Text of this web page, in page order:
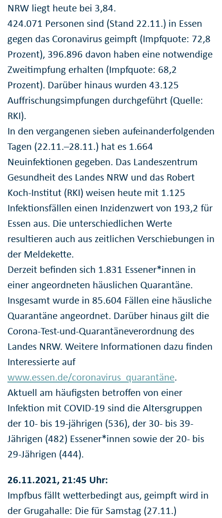
NRW liegt heute bei 3,84.
424.071 Personen sind (Stand 22.11.) in Essen
gegen das Coronavirus geimpft (Impfquote: 72,8
Prozent), 396.896 davon haben eine notwendige
Zweitimpfung erhalten (Impfquote: 68,2
Prozent). Darüber hinaus wurden 43.125
Auffrischungsimpfungen durchgeführt (Quelle:
RKI).
In den vergangenen sieben aufeinanderfolgenden
Tagen (22.11.–28.11.) hat es 1.664
Neuinfektionen gegeben. Das Landeszentrum
Gesundheit des Landes NRW und das Robert
Koch-Institut (RKI) weisen heute mit 1.125
Infektionsfällen einen Inzidenzwert von 193,2 für
Essen aus. Die unterschiedlichen Werte
resultieren auch aus zeitlichen Verschiebungen in
der Meldekette.
Derzeit befinden sich 1.831 Essener*innen in
einer angeordneten häuslichen Quarantäne.
Insgesamt wurde in 85.604 Fällen eine häusliche
Quarantäne angeordnet. Darüber hinaus gilt die
Corona-Test-und-Quarantäneverordnung des
Landes NRW. Weitere Informationen dazu finden
Interessierte auf
www.essen.de/coronavirus_quarantäne.
Aktuell am häufigsten betroffen von einer
Infektion mit COVID-19 sind die Altersgruppen
der 10- bis 19-jährigen (536), der 30- bis 39-
Jährigen (482) Essener*innen sowie der 20- bis
29-Jährigen (444).
26.11.2021, 21:45 Uhr:
Impfbus fällt wetterbedingt aus, geimpft wird in
der Grugahalle: Die für Samstag (27.11.)